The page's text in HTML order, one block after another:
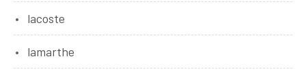
lacoste
lamarthe